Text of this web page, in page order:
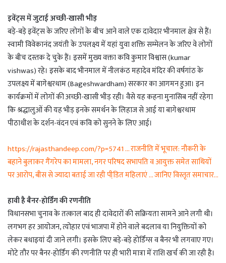
इवेंट्स में जुटाई अच्छी-खासी भीड़
बड़े-बड़े इवेंट्स के जरिए लोगों के बीच आने वाले एक दावेदार भीनमाल क्षेत्र से हैं।
स्वामी विवेकानंद जयंती के उपलक्ष्य में यहां युवा शक्ति सम्मेलन के जरिए वे लोगों
के बीच दस्तक दे चुके हैं। इसमें मुख्य वक्ता कवि कुमार विश्वास (kumar
vishwas) रहे। इसके बाद भीनमाल में नीलकंठ महादेव मंदिर की वर्षगांठ के
उपलक्ष्य में बागेश्वरधाम (Bageshwardham) सरकार का आगमन हुआ। इन
कार्यक्रमों में लोगों की अच्छी-खासी भीड़ रही। वैसे यह कहना मुनासिब नहीं रहेगा
कि श्रद्धालुओं की यह भीड़ इनके समर्थन के लिहाज से आई या बागेश्वरधाम
पीठाधीश के दर्शन-वंदन एवं कवि को सुनने के लिए आई।
https://rajasthandeep.com/?p=5741 … राजनीति में भूचाल: नौकरी के
बहाने बुलाकर गैंगरेप का मामला, नगर परिषद सभापति व आयुक्त समेत साथियों
पर आरोप, बीस से ज्यादा बताई जा रही पीडि़त महिलाएं … जानिए विस्तृत समाचार…
हावी है बैनर-होर्डिंग की रणनीति
विधानसभा चुनाव के तत्काल बाद ही दावेदारों की सक्रियता सामने आने लगी थी।
लगभग हर आयोजन, त्योहार एवं भाजपा में होने वाले बदलाव या नियुक्तियों को
लेकर बधाइयां दी जाने लगी। इसके लिए बड़े-बड़े होर्डिंग्स व बैनर भी लगवाए गए।
मोटे तौर पर बैनर-होर्डिंग की रणनीति पर ही भारी मात्रा में राशि खर्च की जा रही है।